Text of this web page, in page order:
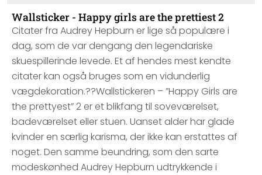
Wallsticker - Happy girls are the prettiest 2
Citater fra Audrey Hepburn er lige så populære i
dag, som de var dengang den legendariske
skuespillerinde levede. Et af hendes mest kendte
citater kan også bruges som en vidunderlig
vægdekoration.??Wallstickeren – ”Happy Girls are
the prettyest” 2 er et blikfang til soveværelset,
badeværelset eller stuen. Uanset alder har glade
kvinder en særlig karisma, der ikke kan erstattes af
noget. Den samme beundring, som den sarte
modeskønhed Audrey Hepburn udtrykkende i